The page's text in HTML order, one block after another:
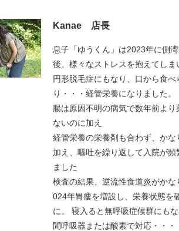
Kanae 店長
息子「ゆうくん」は2023年に側
後、様々なストレスを抱えてしま
円形脱毛症にもなり、口から食べ
り・・・経管栄養になりました。
腸は原因不明の病気で数年前より
ないのに加え
経管栄養の栄養剤も合わず、かな
加え、嘔吐を繰り返して入院が頻
ました
検査の結果、逆流性食道炎がかな
024年胃瘻を増設し、栄養状態を
に。 寝入ると無呼吸症候群にも
間呼吸器または酸素で対応・・・